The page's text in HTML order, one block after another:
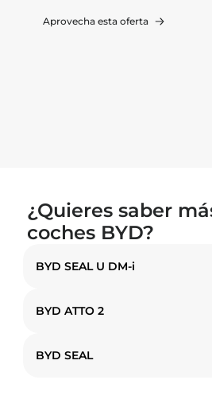
Aprovecha esta oferta
¿Quieres saber
coches BYD?
BYD SEAL U DM-i
BYD ATTO 2
BYD SEAL